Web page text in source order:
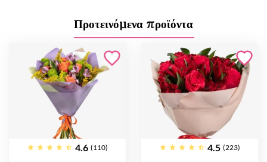
Προτεινόμενα προϊόντα
4.6 (110) 4.5 (223)